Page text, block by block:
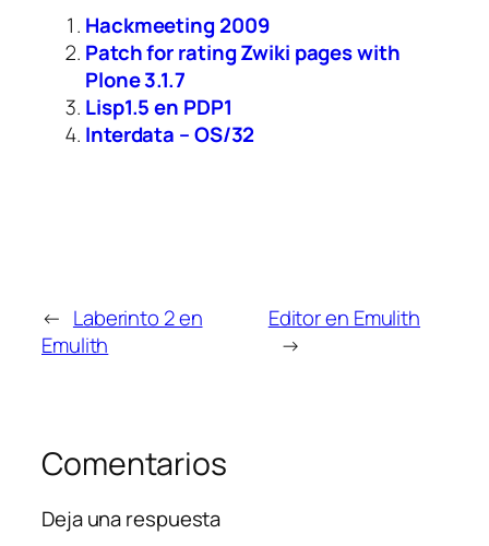
Hackmeeting 2009
Patch for rating Zwiki pages with
Plone 3.1.7
Lisp1.5 en PDP1
Interdata – OS/32
← Laberinto 2 en
Emulith
Editor en Emulith
→
Comentarios
Deja una respuesta